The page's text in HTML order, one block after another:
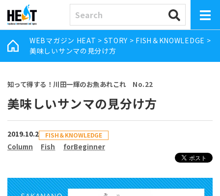
WEBマガジン HEAT > STORY > FISH＆KNOWLEDGE >
美味しいサンマの見分け方
知って得する！川田一輝のお魚あれこれ No.22
美味しいサンマの見分け方
2019.10.2 FISH＆KNOWLEDGE
Column Fish forBeginner